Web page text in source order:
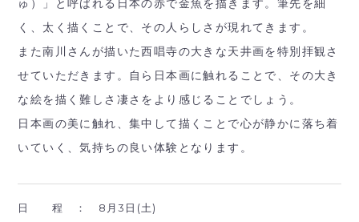
ゅ）」と呼ばれる日本の赤で金魚を描きます。筆先を細
く、太く描くことで、その人らしさが現れてきます。
また南川さんが描いた西唱寺の大きな天井画を特別拝観さ
せていただきます。自ら日本画に触れることで、その大き
な絵を描く難しさ凄さをより感じることでしょう。
日本画の美に触れ、集中して描くことで心が静かに落ち着
いていく、気持ちの良い体験となります。
日 程 ： 8月3日(土)